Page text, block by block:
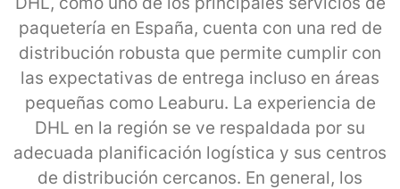
paquetería en España, cuenta con una red de
distribución robusta que permite cumplir con
las expectativas de entrega incluso en áreas
pequeñas como Leaburu. La experiencia de
DHL en la región se ve respaldada por su
adecuada planificación logística y sus centros
de distribución cercanos. En general, los